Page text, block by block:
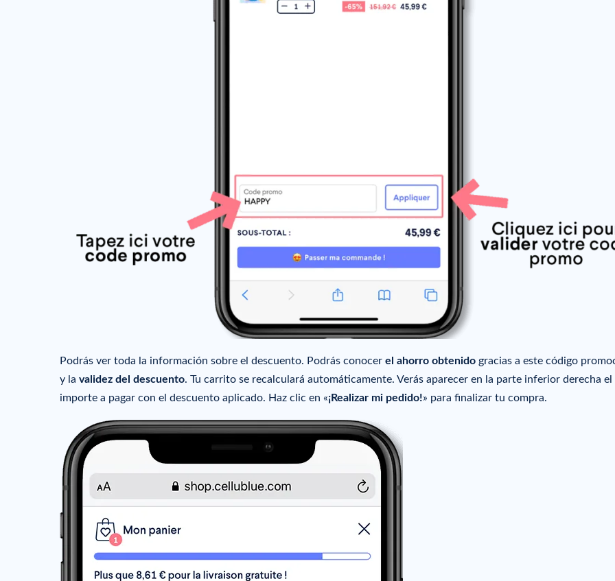
Podrás ver toda la información sobre el descuento. Podrás conocer el ahorro obtenido gracias a este código
y la validez del descuento. Tu carrito se recalculará automáticamente. Verás aparecer en la parte inferior derecha el
importe a pagar con el descuento aplicado. Haz clic en «¡Realizar mi pedido!» para finalizar tu compra.